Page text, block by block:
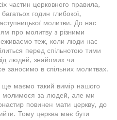
частин церковного правила,
годин глибокої,
молитви. До нас
про молитву з різними
теж, коли люди нас
перед спільнотою тими
людей, знайомих чи
заносимо в спільних молитвах.
маємо такий вимір нашого
молимося за людей, але ми
повинен мати церкву, до
Тому церква має бути